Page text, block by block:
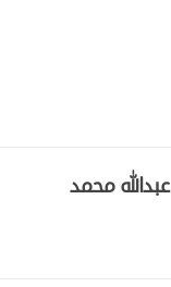
عبدالله محمد